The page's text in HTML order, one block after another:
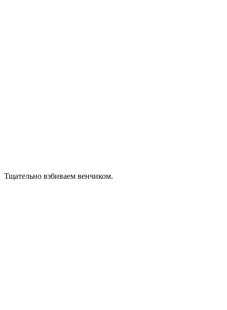
Тщательно взбиваем венчиком.